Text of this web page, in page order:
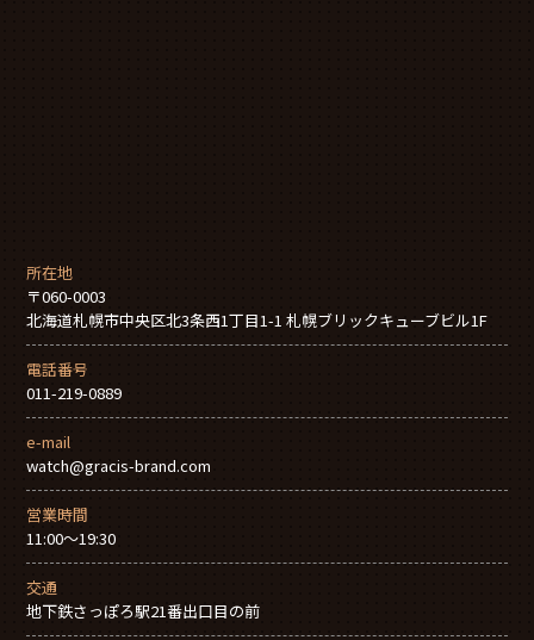
所在地
〒060-0003
北海道札幌市中央区北3条西1丁目1-1 札幌ブリックキューブビル1F
電話番号
011-219-0889
e-mail
watch@gracis-brand.com
営業時間
11:00～19:30
交通
地下鉄さっぽろ駅21番出口目の前